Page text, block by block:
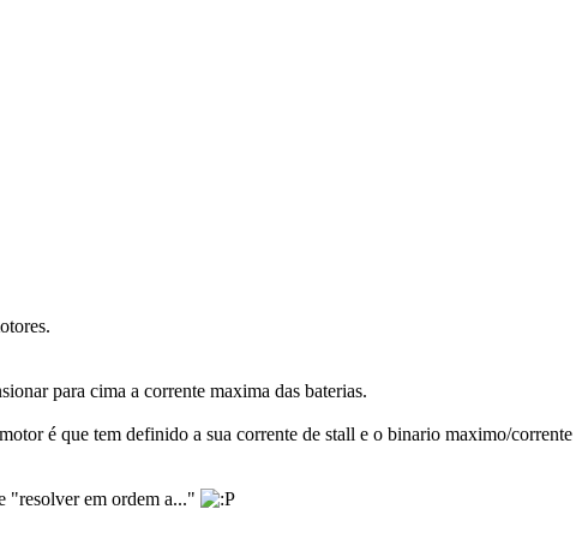
para cima a corrente maxima das baterias.
é que tem definido a sua corrente de stall e o binario maximo/corrente
"resolver em ordem a..."